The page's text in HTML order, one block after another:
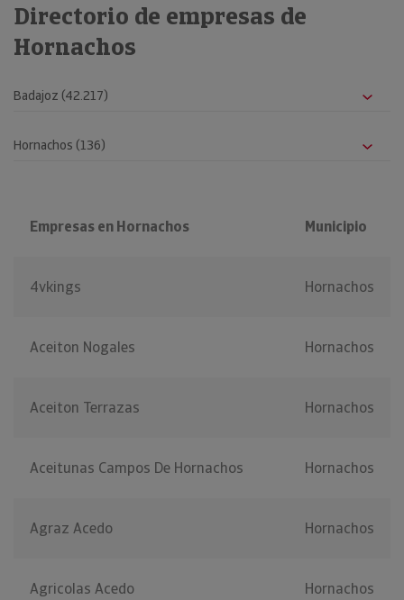
Directorio de empresas de
Hornachos
Empresas en Hornachos Municipio
4vkings Hornachos
Aceiton Nogales Hornachos
Aceiton Terrazas Hornachos
Aceitunas Campos De Hornachos Hornachos
Agraz Acedo Hornachos
Agricolas Acedo Hornachos